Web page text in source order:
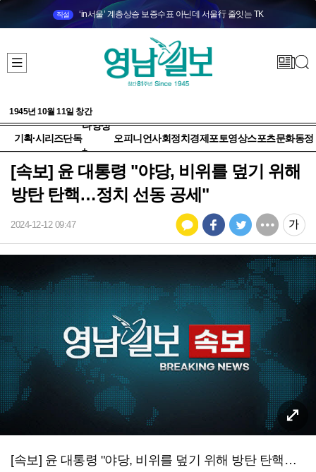
직설 ‘in서울’ 계층상승 보증수표 아닌데 서울行 줄잇는 TK
1945년 10월 11일 창간
기획·시리즈단독
다양성
+
오피니언사회정치 경제 포토영상스포츠문화동정
[속보] 윤 대통령 "야당, 비위를 덮기 위해
방탄 탄핵…정치 선동 공세"
2024-12-12 09:47
[속보] 윤 대통령 "야당, 비위를 덮기 위해 방탄 탄핵…